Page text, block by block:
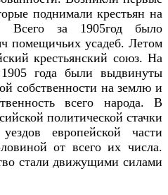
поднимали крестьян на
Всего за 1905год было
помещичьих усадеб. Летом
крестьянский союз. На
года были выдвинуты
собственности на землю и
всего народа. В
политической стачки
европейской части
от всего их числа.
стали движущими силами